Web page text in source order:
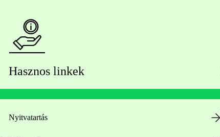
Hasznos linkek
Nyitvatartás